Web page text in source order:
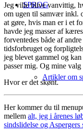
SPROG
Artikler om
Jeg ville blive vanvittig,
om ugen til samvær inkl.
at gøre, hvis man er i et
havde jeg masser af
forventedes både af
tidsforbruget og
jeg blevet gammel og
passer mig. Og mine valg
Hvor er det skønt.
Her kommer du til
mellem alt, jeg i årenes
sindslidelse og Aspergers